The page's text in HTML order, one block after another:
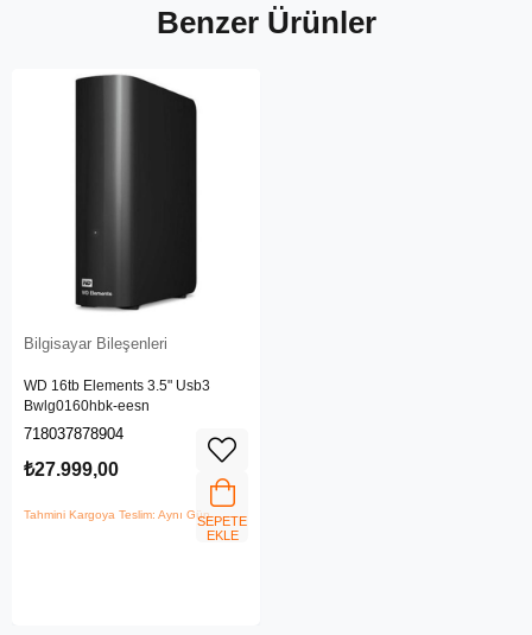
Benzer Ürünler
Bilgisayar Bileşenleri
WD 16tb Elements 3.5" Usb3
Bwlg0160hbk-eesn
718037878904
₺27.999,00
Tahmini Kargoya Teslim: Aynı GünSEPETE
EKLE